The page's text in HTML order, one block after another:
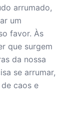
arrumado,
um
favor. Às
que surgem
da nossa
se arrumar,
caos e